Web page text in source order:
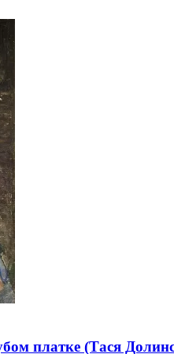
платке (Тася